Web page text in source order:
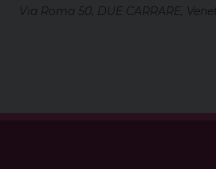
Via Roma 50, DUE CARRARE,